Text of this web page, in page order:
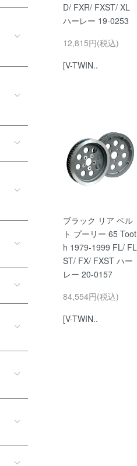
D/ FXR/ FXST/ XL
ハーレー 19-0253
12,815円(税込)
[V-TWIN..
ブラック リア ベル
ト プーリー 65 Toot
h 1979-1999 FL/ FL
ST/ FX/ FXST ハー
レー 20-0157
84,554円(税込)
[V-TWIN..